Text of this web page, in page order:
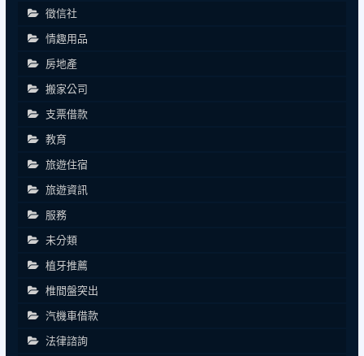
徵信社
情趣用品
房地產
搬家公司
支票借款
教育
旅遊住宿
旅遊資訊
服務
未分類
植牙推薦
椎間盤突出
汽機車借款
法律諮詢